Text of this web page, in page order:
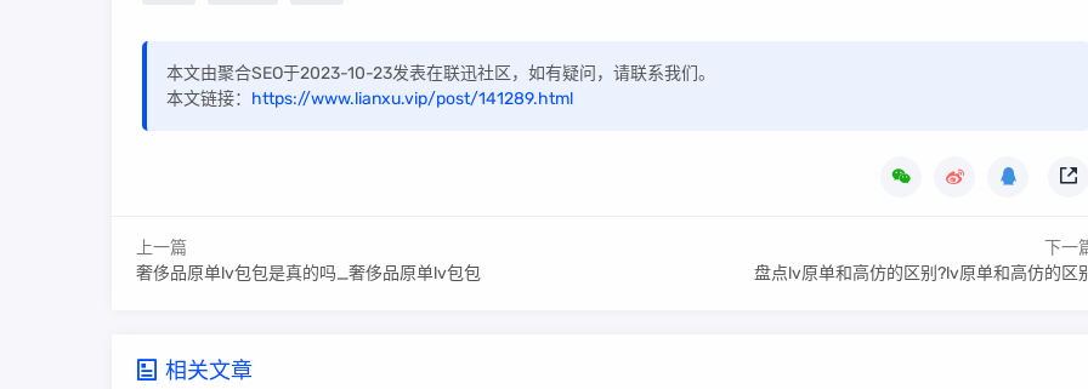
本文由聚合SEO于2023-10-23发表在联迅社区，如有疑问，请联系我们。
本文链接： https://www.lianxu.vip/post/141289.html
上一篇
奢侈品原单lv包包是真的吗_奢侈品原单lv包包
下一
盘点lv原单和高仿的区别?lv原单和高仿的区
相关文章